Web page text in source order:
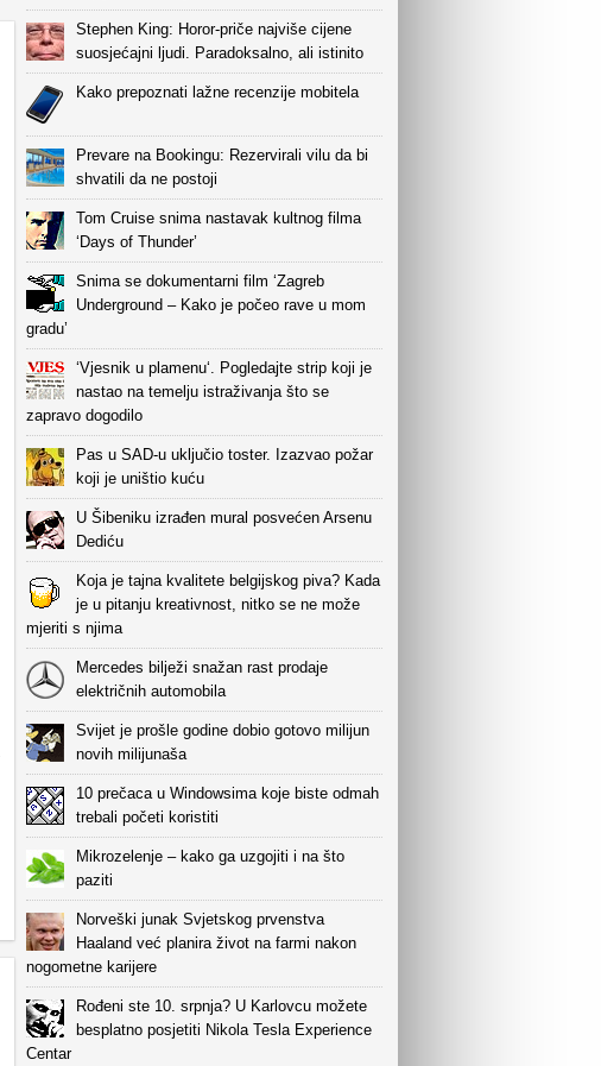
Stephen King: Horor-priče najviše cijene
suosjećajni ljudi. Paradoksalno, ali istinito
Kako prepoznati lažne recenzije mobitela
Prevare na Bookingu: Rezervirali vilu da bi
shvatili da ne postoji
Tom Cruise snima nastavak kultnog filma
‘Days of Thunder’
Snima se dokumentarni film ‘Zagreb
Underground – Kako je počeo rave u mom
gradu’
‘Vjesnik u plamenu‘. Pogledajte strip koji je
nastao na temelju istraživanja što se
zapravo dogodilo
Pas u SAD-u uključio toster. Izazvao požar
koji je uništio kuću
U Šibeniku izrađen mural posvećen Arsenu
Dediću
Koja je tajna kvalitete belgijskog piva? Kada
je u pitanju kreativnost, nitko se ne može
mjeriti s njima
Mercedes bilježi snažan rast prodaje
električnih automobila
Svijet je prošle godine dobio gotovo milijun
novih milijunaša
10 prečaca u Windowsima koje biste odmah
trebali početi koristiti
Mikrozelenje – kako ga uzgojiti i na što
paziti
Norveški junak Svjetskog prvenstva
Haaland već planira život na farmi nakon
nogometne karijere
Rođeni ste 10. srpnja? U Karlovcu možete
besplatno posjetiti Nikola Tesla Experience
Centar